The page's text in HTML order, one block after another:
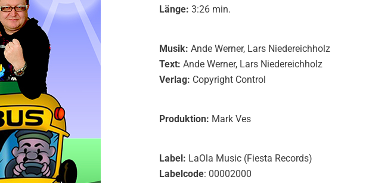
Länge:3:26 min.
Musik: Ande Werner, Lars Niedereichholz
Text: Ande Werner, Lars Niedereichholz
Verlag: Copyright Control
Produktion: Mark Ves
Label: LaOla Music (Fiesta Records)
Labelcode: 00002000